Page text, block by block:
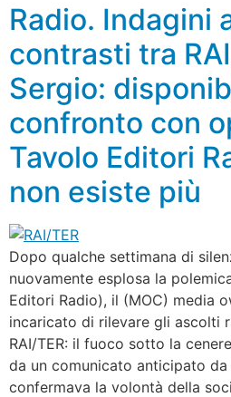
Radio. Indagini
contrasti tra
Sergio:
confronto con
Tavolo Editori
non esiste più
Dopo qualche settimana di
nuovamente esplosa la
Editori Radio), il (MOC) media
incaricato di rilevare gli ascolti
RAI/TER: il fuoco sotto la
da un comunicato anticipato da
confermava la volontà della